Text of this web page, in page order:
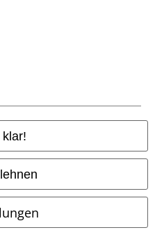
klar!
zzgl.Versandkosten